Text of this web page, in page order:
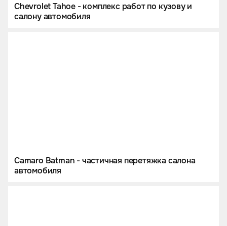
Сhevrolet Tahoe - комплекс работ по кузову и
салону автомобиля
Camaro Batman - частичная перетяжка салона
автомобиля